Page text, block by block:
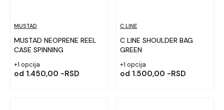
MUSTAD
MUSTAD NEOPRENE REEL
CASE SPINNING
+1 opcija
od 1.450,00 -RSD
C LINE
C LINE SHOULDER BAG
GREEN
+1 opcija
od 1.500,00 -RSD